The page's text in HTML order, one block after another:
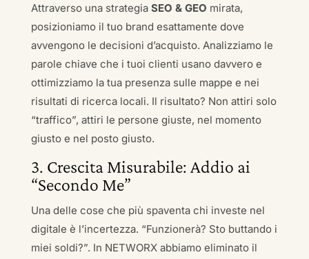
Attraverso una strategia SEO & GEO mirata,
posizioniamo il tuo brand esattamente dove
avvengono le decisioni d’acquisto. Analizziamo le
parole chiave che i tuoi clienti usano davvero e
ottimizziamo la tua presenza sulle mappe e nei
risultati di ricerca locali. Il risultato? Non attiri solo
“traffico”, attiri le persone giuste, nel momento
giusto e nel posto giusto.
3. Crescita Misurabile: Addio ai
“Secondo Me”
Una delle cose che più spaventa chi investe nel
digitale è l’incertezza. “Funzionerà? Sto buttando i
miei soldi?”. In NETWORX abbiamo eliminato il